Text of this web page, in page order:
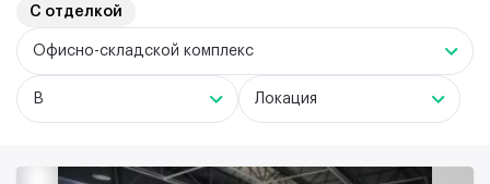
С отделкой
Офисно-складской комплекс
B Локация